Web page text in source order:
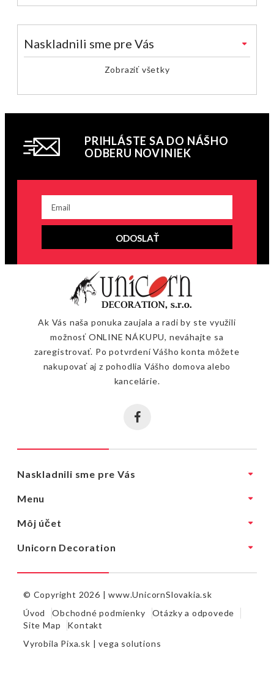
Naskladnili sme pre Vás
Zobraziť všetky
PRIHLÁSTE SA DO NÁŠHO
ODBERU NOVINIEK
ODOSLAŤ
Ak Vás naša ponuka zaujala a radi by ste využili
možnosť ONLINE NÁKUPU, neváhajte sa
zaregistrovať. Po potvrdení Vášho konta môžete
nakupovať aj z pohodlia Vášho domova alebo
kancelárie.
Naskladnili sme pre Vás
Menu
Môj účet
Unicorn Decoration
© Copyright 2026 |www.UnicornSlovakia.sk
Úvod
Obchodné podmienky
Otázky a odpovede
Site Map
Kontakt
Vyrobila Pixa.sk |vega solutions